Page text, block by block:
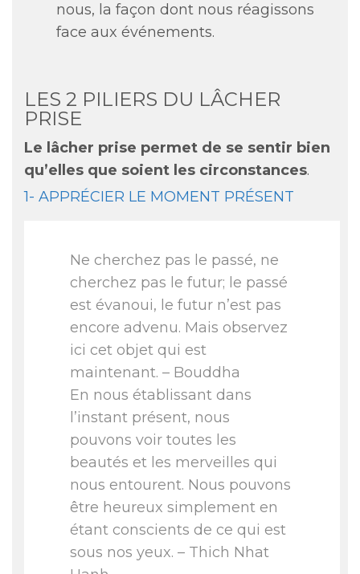
nous, la façon dont nous réagissons
face aux événements.
LES 2 PILIERS DU LÂCHER
PRISE
Le lâcher prise permet de se sentir bien
qu’elles que soient les circonstances.
1- APPRÉCIER LE MOMENT PRÉSENT
Ne cherchez pas le passé, ne
cherchez pas le futur; le passé
est évanoui, le futur n’est pas
encore advenu. Mais observez
ici cet objet qui est
maintenant. – Bouddha
En nous établissant dans
l’instant présent, nous
pouvons voir toutes les
beautés et les merveilles qui
nous entourent. Nous pouvons
être heureux simplement en
étant conscients de ce qui est
sous nos yeux. – Thich Nhat